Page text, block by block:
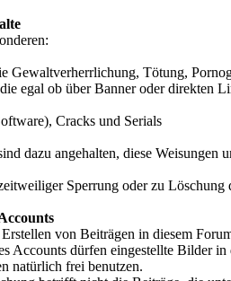
Gewaltverherrlichung, Tötung,
egal ob über Banner oder direkten
Cracks und Serials
dazu angehalten, diese Weisungen
Sperrung oder zu Löschung
von Beiträgen in diesem
Accounts dürfen eingestellte Bilder
natürlich frei benutzen.